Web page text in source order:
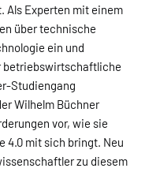
Als Experten mit einem
über technische
ein und
betriebswirtschaftliche
Studiengang
Wilhelm Büchner
vor, wie sie
4.0 mit sich bringt. Neu
zu diesem